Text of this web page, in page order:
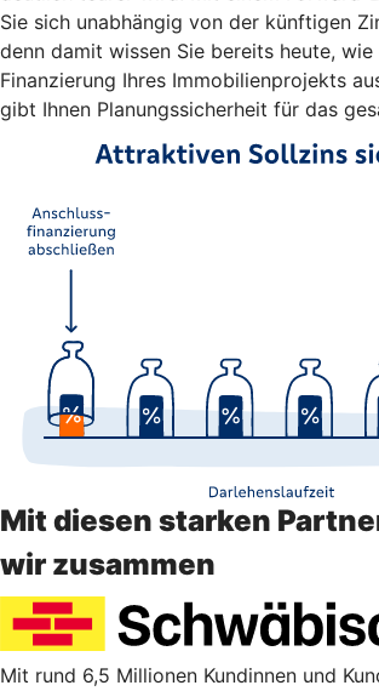
Sie sich unabhängig von der künftigen
denn damit wissen Sie bereits heute,
Finanzierung Ihres Immobilienprojekts
gibt Ihnen Planungssicherheit für das
Mit diesen starken
wir zusammen
Mit rund 6,5 Millionen Kundinnen und